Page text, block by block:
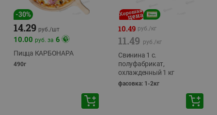
-30%
14.29 руб./шт
10.00 руб. за 6
Пицца КАРБОНАРА
490г
10.49 руб./кг
11.49 руб./кг
Свинина 1 с.
полуфабрикат,
охлажденный 1 кг
фасовка: 1-2кг